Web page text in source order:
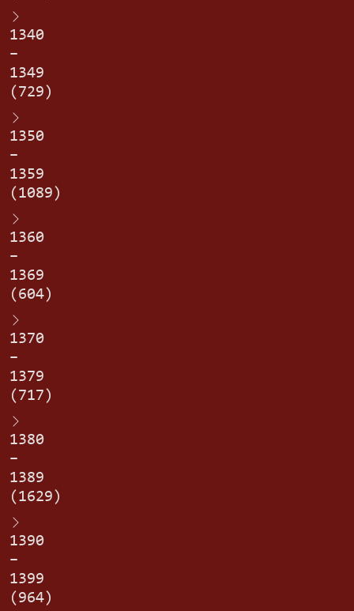
1340
–
1349
(729)
1350
–
1359
(1089)
1360
–
1369
(604)
1370
–
1379
(717)
1380
–
1389
(1629)
1390
–
1399
(964)